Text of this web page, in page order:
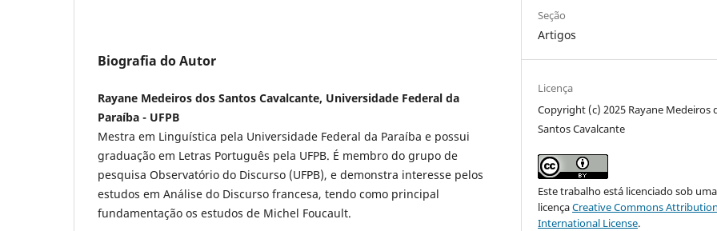
Biografia do Autor
Rayane Medeiros dos Santos Cavalcante, Universidade Federal da
Paraíba - UFPB
Mestra em Linguística pela Universidade Federal da Paraíba e possui
graduação em Letras Português pela UFPB. É membro do grupo de
pesquisa Observatório do Discurso (UFPB), e demonstra interesse pelos
estudos em Análise do Discurso francesa, tendo como principal
fundamentação os estudos de Michel Foucault.
Seção
Artigos
Licença
Copyright (c) 2025 Rayane Medeiros
Santos Cavalcante
Este trabalho está licenciado sob uma
licençaCreative Commons
International License.